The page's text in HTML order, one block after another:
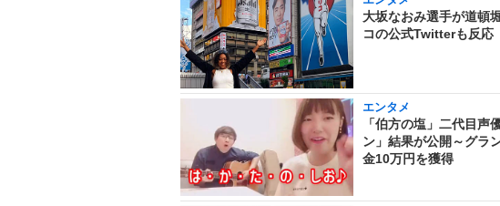
大坂なおみ選手が道頓
コの公式Twitterも反応
エンタメ
「伯方の塩」二代目声
ン」結果が公開～グラ
金10万円を獲得